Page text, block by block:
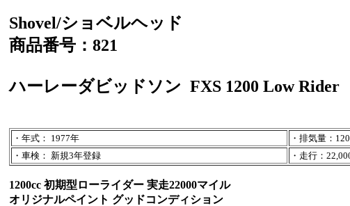
Shovel/ショベルヘッド
商品番号：821
ハーレーダビッドソン FXS 1200 Low Rider
・年式： 1977年
・排気量：
・車検： 新規3年登録
・走行：
1200cc 初期型ローライダー 実走22000マイル
オリジナルペイント グッドコンディション